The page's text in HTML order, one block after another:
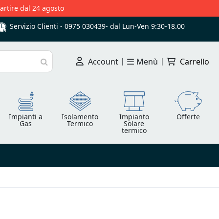
dal 24 agosto
Servizio Clienti - 0975 030439- dal Lun-Ven 9:30-18.00
Cerca
Account | Menù | Carrello
Impianti a
Gas
Isolamento
Termico
Impianto
Solare
termico
Offerte